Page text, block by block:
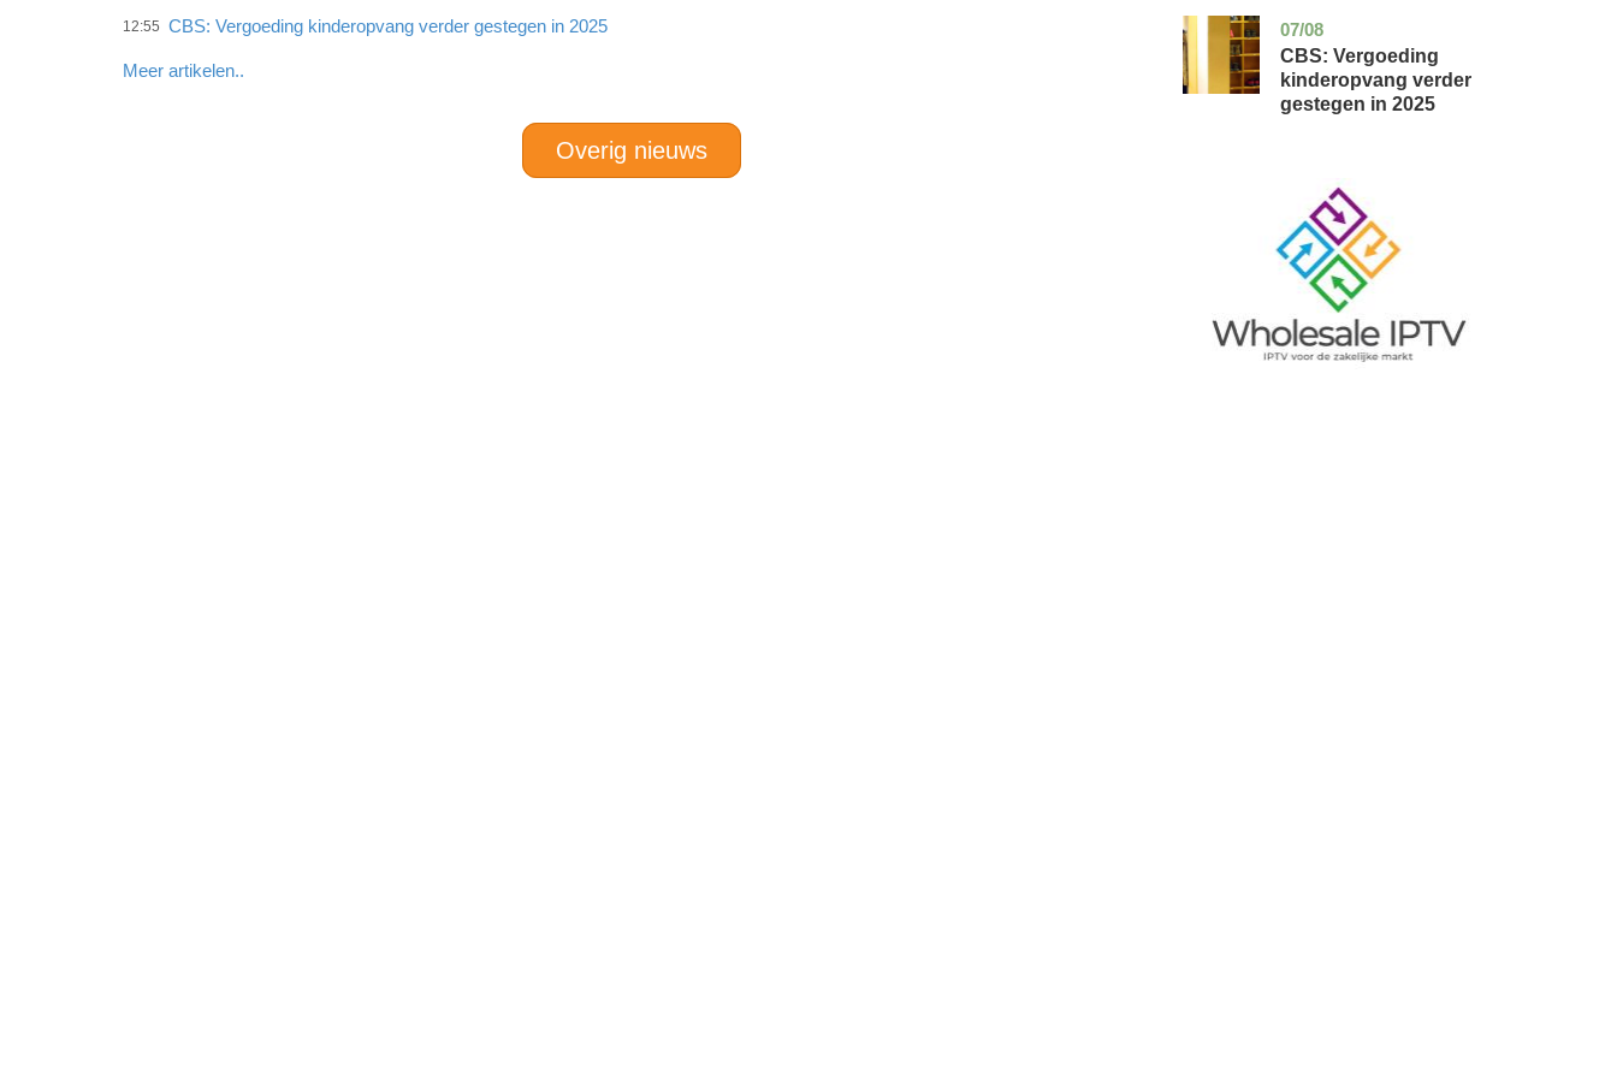
12:55 CBS: Vergoeding kinderopvang verder gestegen in 2025
Meer artikelen..
Overig nieuws
07/08
zuid-
holland
economie
CBS: Vergoeding
kinderopvang verder
gestegen in 2025